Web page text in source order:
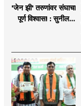
'जेन झी' तरुणांवर संघाचा
पूर्ण विश्वास! : सुनील